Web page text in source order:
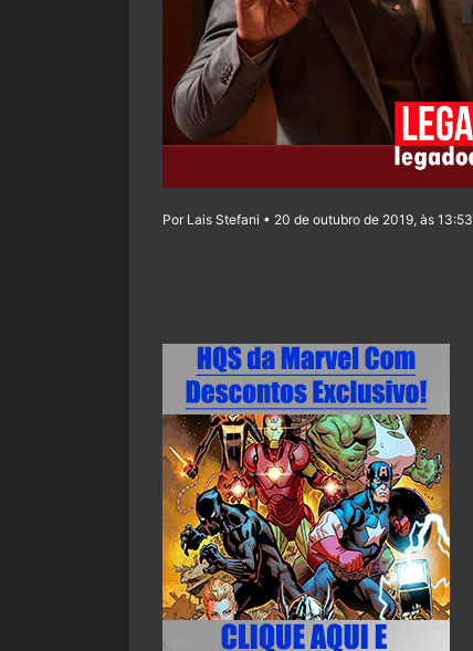
Por Lais Stefani • 20 de outubro de 2019, às 13:53